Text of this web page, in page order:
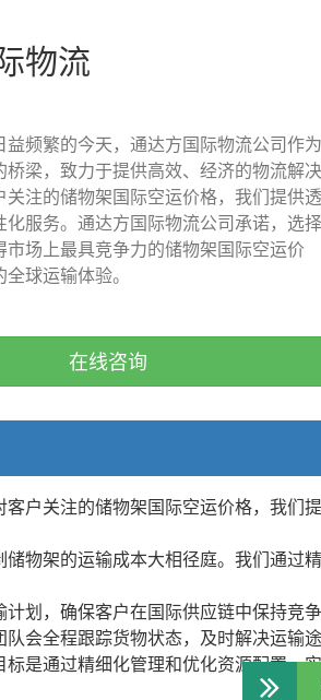
物流
益频繁的今天，通达方国际物流公司作为
桥梁，致力于提供高效、经济的物流解决
关注的储物架国际空运价格，我们提供透
化服务。通达方国际物流公司承诺，选择
市场上最具竞争力的储物架国际空运价
球运输体验。
在线咨询
户关注的储物架国际空运价格，我们
物架的运输成本大相径庭。我们通过
划，确保客户在国际供应链中保持竞争
会全程跟踪货物状态，及时解决运输途
是通过精细化管理和优化资源配置，